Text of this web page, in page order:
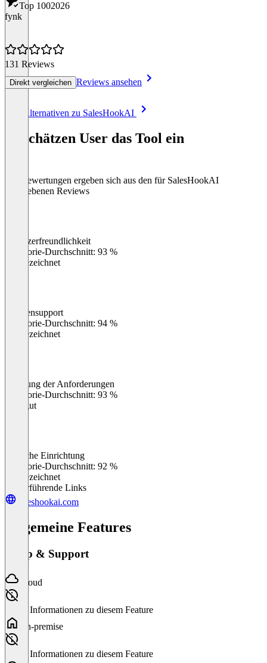
Top 1002026
fynk
131 Reviews
Direkt vergleichen Reviews ansehen
Alle Alternativen zu SalesHookAI
So schätzen User das Tool ein
Die Bewertungen ergeben sich aus den für SalesHookAI
abgegebenen Reviews
Benutzerfreundlichkeit
Kategorie-Durchschnitt: 93 %
Ausgezeichnet
Kundensupport
Kategorie-Durchschnitt: 94 %
Ausgezeichnet
Erfüllung der Anforderungen
Kategorie-Durchschnitt: 93 %
Sehr gut
Einfache Einrichtung
Kategorie-Durchschnitt: 92 %
Ausgezeichnet
Weiterführende Links
saleshookai.com
Allgemeine Features
Setup & Support
Cloud
Keine Informationen zu diesem Feature
On-premise
Keine Informationen zu diesem Feature